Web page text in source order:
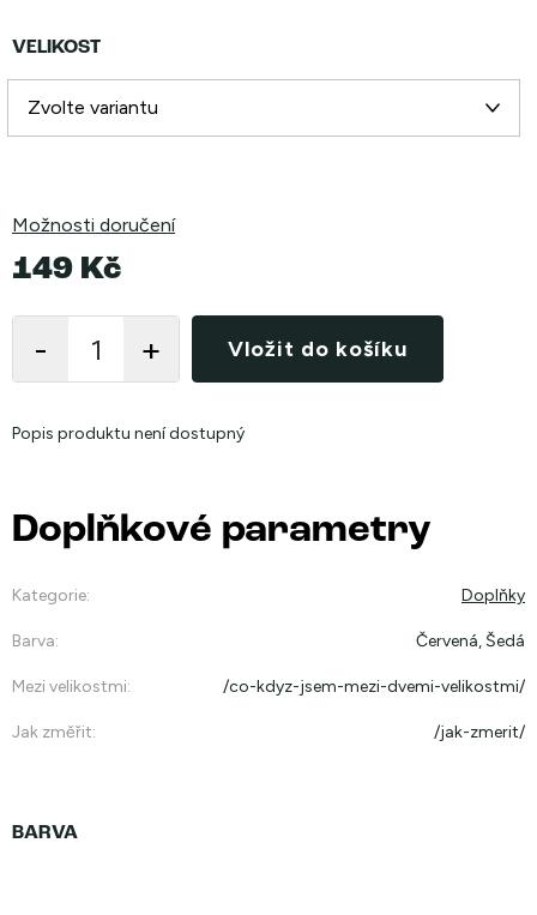
VELIKOST
Možnosti doručení
149 Kč
cena:
Vložit do košíku
Popis produktu není dostupný
Doplňkové parametry
Kategorie: Doplňky
Barva: Červená, Šedá
Mezi velikostmi: /co-kdyz-jsem-mezi-dvemi-velikostmi/
Jak změřit: /jak-zmerit/